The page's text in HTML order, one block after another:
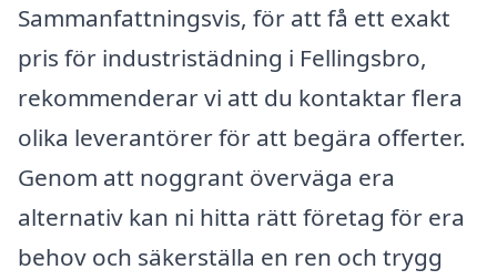
Sammanfattningsvis, för att få ett exakt
pris för industristädning i Fellingsbro,
rekommenderar vi att du kontaktar flera
olika leverantörer för att begära offerter.
Genom att noggrant överväga era
alternativ kan ni hitta rätt företag för era
behov och säkerställa en ren och trygg